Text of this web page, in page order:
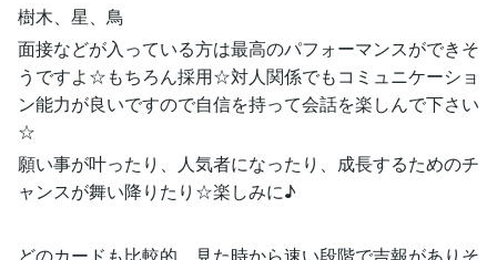
樹木、星、鳥
面接などが入っている方は最高のパフォーマンスができそ
うですよ☆もちろん採用☆対人関係でもコミュニケーショ
ン能力が良いですので自信を持って会話を楽しんで下さい
☆
願い事が叶ったり、人気者になったり、成長するためのチ
ャンスが舞い降りたり☆楽しみに♪
どのカードも比較的、見た時から速い段階で吉報がありそ